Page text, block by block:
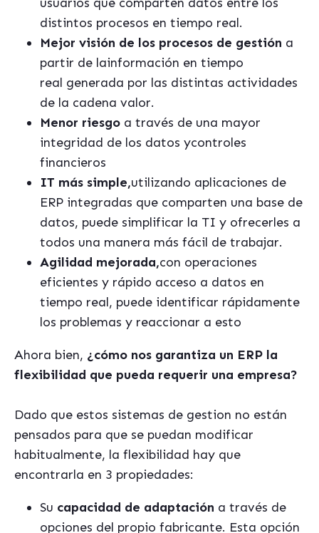
distintos procesos en tiempo real.
Mejor visión de los procesos de gestión a
partir de lainformación en tiempo
real generada por las distintas actividades
de la cadena valor.
Menor riesgo a través de una mayor
integridad de los datos ycontroles
financieros
IT más simple,utilizando aplicaciones de
ERP integradas que comparten una base de
datos, puede simplificar la TI y ofrecerles a
todos una manera más fácil de trabajar.
Agilidad mejorada,con operaciones
eficientes y rápido acceso a datos en
tiempo real, puede identificar rápidamente
los problemas y reaccionar a esto
Ahora bien, ¿cómo nos garantiza un ERP la
flexibilidad que pueda requerir una empresa?
Dado que estos sistemas de gestion no están
pensados para que se puedan modificar
habitualmente, la flexibilidad hay que
encontrarla en 3 propiedades:
Su capacidad de adaptación a través de
opciones del propio fabricante. Esta opción